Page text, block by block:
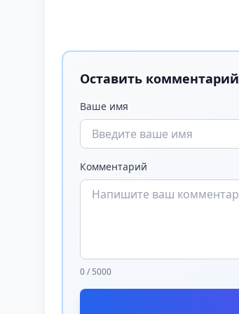
Оставить комментарий
Ваше имя
Комментарий
0 / 5000